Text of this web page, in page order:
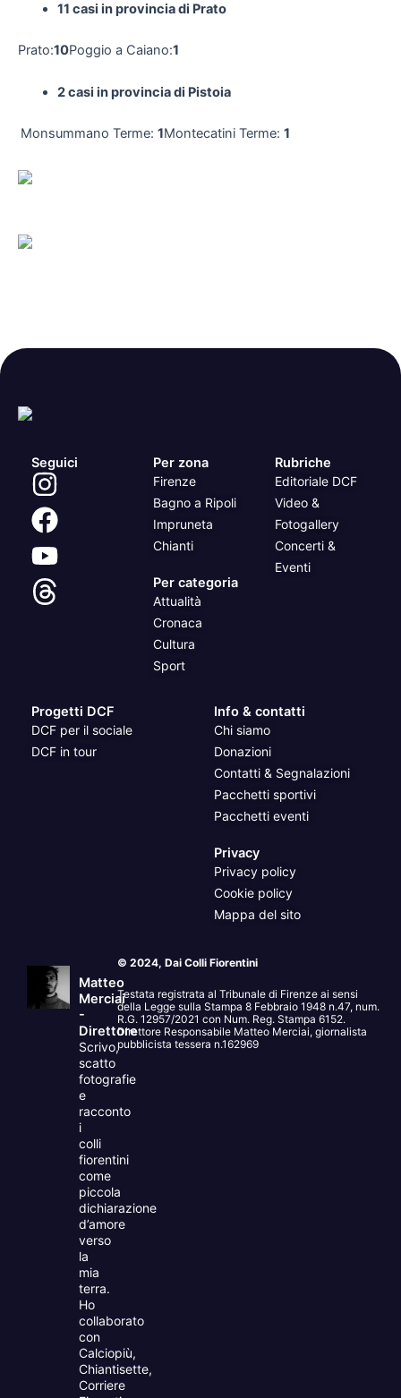
11 casi in provincia di Prato
Prato:10Poggio a Caiano:1
2 casi in provincia di Pistoia
Monsummano Terme: 1Montecatini Terme: 1
Seguici Per zona
Firenze
Bagno a Ripoli
Impruneta
Chianti
Per categoria
Attualità
Cronaca
Cultura
Sport
Rubriche
Editoriale DCF
Video &
Fotogallery
Concerti &
Eventi
Progetti DCF
DCF per il sociale
DCF in tour
Info & contatti
Chi siamo
Donazioni
Contatti & Segnalazioni
Pacchetti sportivi
Pacchetti eventi
Privacy
Privacy policy
Cookie policy
Mappa del sito
Matteo
Merciai
-
Direttore
Scrivo,
scatto
fotografie
e
racconto
i
colli
fiorentini
come
piccola
dichiarazione
d’amore
verso
la
mia
terra.
Ho
collaborato
con
Calciopiù,
Chiantisette,
Corriere
© 2024, Dai Colli Fiorentini
Testata registrata al Tribunale di Firenze ai sensi
della Legge sulla Stampa 8 Febbraio 1948 n.47, num.
R.G. 12957/2021 con Num. Reg. Stampa 6152.
Direttore Responsabile Matteo Merciai, giornalista
pubblicista tessera n.162969